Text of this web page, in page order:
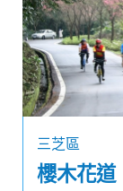
三芝區
櫻木花道